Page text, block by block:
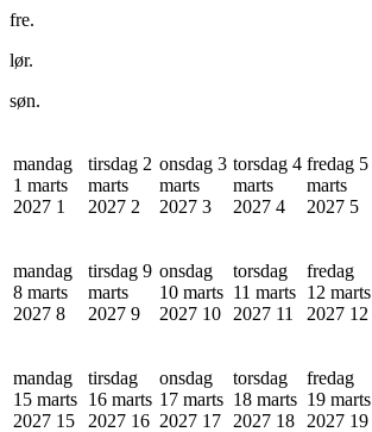
fre.
lør.
søn.
mandag
1 marts
2027 1
tirsdag 2
marts
2027 2
onsdag 3
marts
2027 3
torsdag 4
marts
2027 4
fredag 5
marts
2027 5
mandag
8 marts
2027 8
tirsdag 9
marts
2027 9
onsdag
10 marts
2027 10
torsdag
11 marts
2027 11
fredag
12 marts
2027 12
mandag
15 marts
2027 15
tirsdag
16 marts
2027 16
onsdag
17 marts
2027 17
torsdag
18 marts
2027 18
fredag
19 marts
2027 19